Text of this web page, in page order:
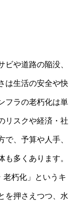
ビや道路の陥没、
は生活の安全や快
フラの老朽化は単
リスクや経済・社
、予算や人手、
多くあります。
老朽化」というキ
を押さえつつ、水